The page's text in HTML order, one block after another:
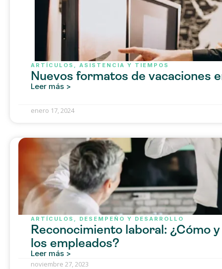
ARTÍCULOS ASISTENCIA Y TIEMPOS
Nuevos formatos de vacaciones
Leer más >
enero 17, 2024
ARTÍCULOS DESEMPEÑO Y DESARROLLO
Reconocimiento laboral: ¿Cómo
los empleados?
Leer más >
noviembre 27, 2023